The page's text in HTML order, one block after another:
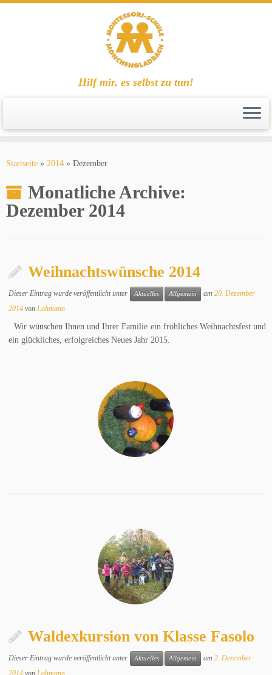
Inhalt
Hilf mir, es selbst zu tun!
Startseite » 2014 » Dezember
Monatliche Archive:
Dezember 2014
Weihnachtswünsche 2014
Dieser Eintrag wurde veröffentlicht unter Aktuelles Allgemein am20. Dezember
2014 vonLohmann
Wir wünschen Ihnen und Ihrer Familie ein fröhliches Weihnachtsfest und
ein glückliches, erfolgreiches Neues Jahr 2015.
Waldexkursion von Klasse Fasolo
Dieser Eintrag wurde veröffentlicht unter Aktuelles Allgemein am2. Dezember
2014 vonLohmann